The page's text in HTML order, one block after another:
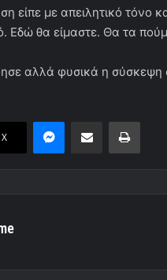
είπε με απειλητικό τόνο
Εδώ θα είμαστε. Θα τα
αλλά φυσικά η σύσκεψη
X
MessengerΚοινοποίηση μέσω ηλεκτρονικού ταχυδρομείου